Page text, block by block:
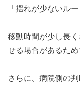
「揺れが少ないル
移動時間が少し長
せる場合があるため
さらに、病院側の判